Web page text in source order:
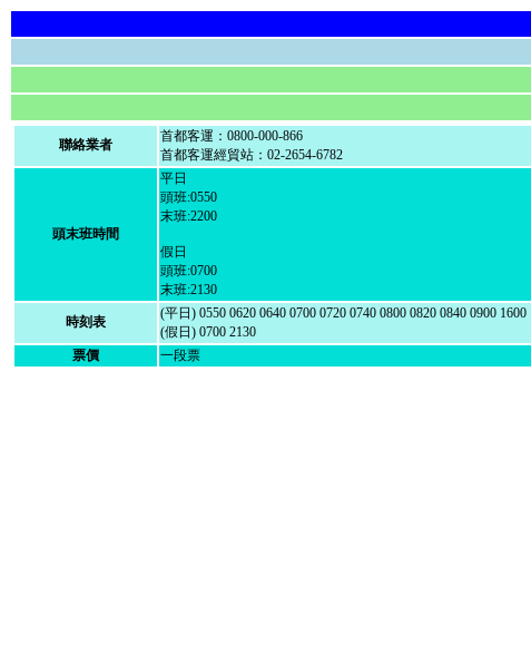
聯絡業者
首都客運：0800-000-866
首都客運經貿站：02-2654-6782
頭末班時間
平日
頭班:0550
末班:2200
假日
頭班:0700
末班:2130
時刻表
(平日) 0550 0620 0640 0700 0720 0740 0800 0820 0840 0900
(假日) 0700 2130
票價
一段票